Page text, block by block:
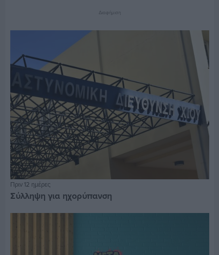
Διαφήμιση
Πριν 12 ημέρες
Σύλληψη για ηχορύπανση